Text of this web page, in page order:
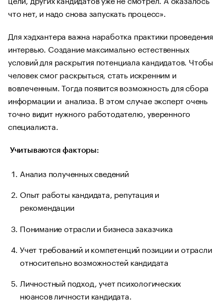
что нет, и надо снова запускать процесс».
Для хэдхантера важна наработка практики проведения
интервью. Создание максимально естественных
условий для раскрытия потенциала кандидатов. Чтобы
человек смог раскрыться, стать искренним и
вовлеченным. Тогда появится возможность для сбора
информации и анализа. В этом случае эксперт очень
точно видит нужного работодателю, уверенного
специалиста.
Учитываются факторы:
Анализ полученных сведений
Опыт работы кандидата, репутация и
рекомендации
Понимание отрасли и бизнеса заказчика
Учет требований и компетенций позиции и отрасли
относительно возможностей кандидата
Личностный подход, учет психологических
нюансов личности кандидата.